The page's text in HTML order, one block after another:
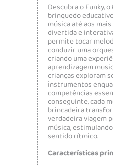
Descubra o Funky,
brinquedo
música até aos
divertida e
permite tocar
conduzir uma
criando uma
aprendizagem
crianças exploram
instrumentos
competências
conseguinte, cada
brincadeira
verdadeira viagem
música,
sentido rítmico.
Características